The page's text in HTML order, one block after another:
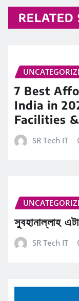
RELATED
7 Best
India in
Facilities
SR Tech IT
সুবহানাল্লাহ
SR Tech IT